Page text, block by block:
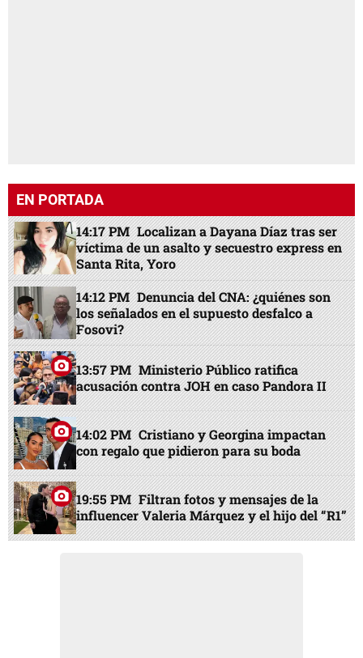
EN PORTADA
14:17 PM Localizan a Dayana Díaz tras ser
víctima de un asalto y secuestro express en
Santa Rita, Yoro
14:12 PM Denuncia del CNA: ¿quiénes son
los señalados en el supuesto desfalco a
Fosovi?
13:57 PM Ministerio Público ratifica
acusación contra JOH en caso Pandora II
14:02 PM Cristiano y Georgina impactan
con regalo que pidieron para su boda
19:55 PM Filtran fotos y mensajes de la
influencer Valeria Márquez y el hijo del “R1”